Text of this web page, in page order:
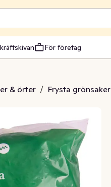
För företag
& örter / Frysta grönsaker